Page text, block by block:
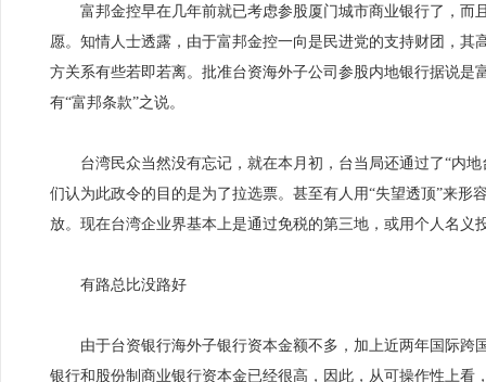
富邦金控早在几年前就已考虑参股厦门城市商业银行了，而
愿。知情人士透露，由于富邦金控一向是民进党的支持财团，
方关系有些若即若离。批准台资海外子公司参股内地银行据说
有“富邦条款”之说。
台湾民众当然没有忘记，就在本月初，台当局还通过了“内地
们认为此政令的目的是为了拉选票。甚至有人用“失望透顶”来形
放。现在台湾企业界基本上是通过免税的第三地，或用个人名
有路总比没路好
由于台资银行海外子银行资本金额不多，加上近两年国际跨
银行和股份制商业银行资本金已经很高，因此，从可操作性上